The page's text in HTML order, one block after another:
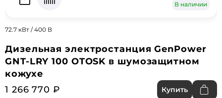
В наличии
72.7 кВт / 400 В
Дизельная электростанция GenPower
GNT-LRY 100 OTOSK в шумозащитном
кожухе
1 266 770 ₽
Купить